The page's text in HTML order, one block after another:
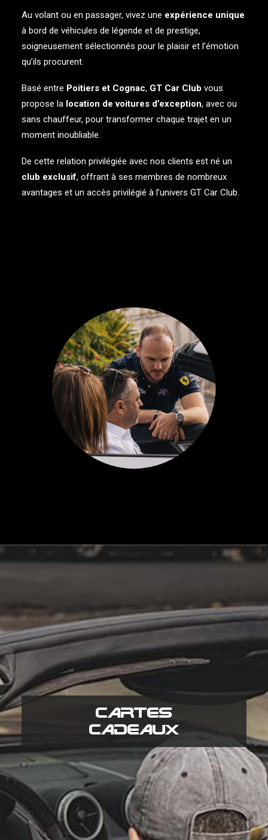
Séminaire
d'entreprise
→Je fais plaisir
Au volant ou en passager, vivez une expérience unique
à bord de véhicules de légende et de prestige,
soigneusement sélectionnés pour le plaisir et l’émotion
qu’ils procurent.
Basé entre Poitiers et Cognac, GT Car Club vous
propose la location de voitures d’exception, avec ou
sans chauffeur, pour transformer chaque trajet en un
moment inoubliable.
De cette relation privilégiée avec nos clients est né un
club exclusif, offrant à ses membres de nombreux
avantages et un accès privilégié à l’univers GT Car Club.
CARTES
CADEAUX